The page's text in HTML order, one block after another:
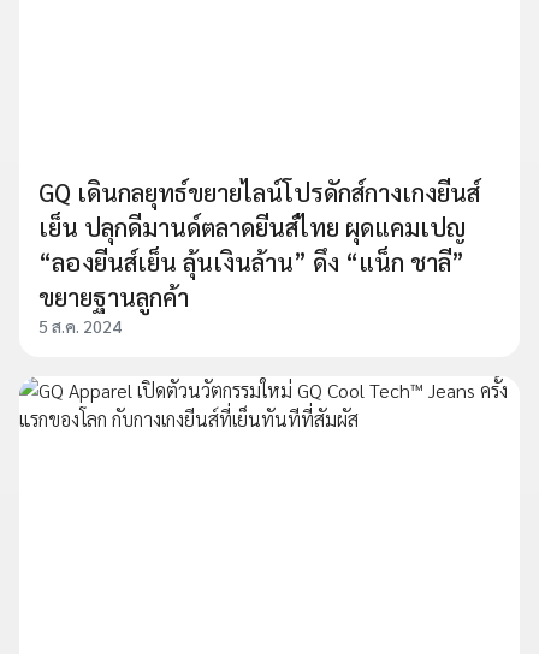
GQ เดินกลยุทธ์ขยายไลน์โปรดักส์กางเกงยีนส์
เย็น ปลุกดีมานด์ตลาดยีนส์ไทย ผุดแคมเปญ
“ลองยีนส์เย็น ลุ้นเงินล้าน” ดึง “แน็ก ชาลี”
ขยายฐานลูกค้า
5 ส.ค. 2024